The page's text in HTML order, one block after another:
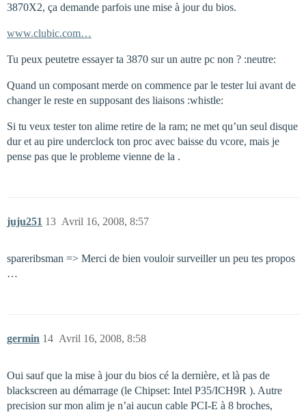
3870X2, ça demande parfois une mise à jour du bios.
www.clubic.com…
Tu peux peutetre essayer ta 3870 sur un autre pc non ? :neutre:
Quand un composant merde on commence par le tester lui avant de
changer le reste en supposant des liaisons :whistle:
Si tu veux tester ton alime retire de la ram; ne met qu’un seul disque
dur et au pire underclock ton proc avec baisse du vcore, mais je
pense pas que le probleme vienne de la .
juju251 Avril 16, 2008, 8:57
13
spareribsman => Merci de bien vouloir surveiller un peu tes propos
…
germin Avril 16, 2008, 8:58
14
Oui sauf que la mise à jour du bios cé la dernière, et là pas de
blackscreen au démarrage (le Chipset: Intel P35/ICH9R ). Autre
precision sur mon alim je n’ai aucun cable PCI-E à 8 broches,